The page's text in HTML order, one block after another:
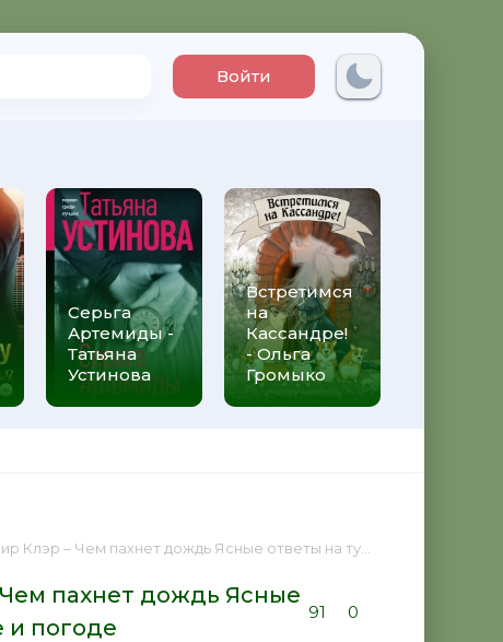
Войти
Серьга
Артемиды -
Татьяна
Устинова
Встретимся
на
Кассандре!
- Ольга
Громыко
дождь Ясные ответы на туманные вопросы о климате и погоде 📕 - Книга онлайн бесплатно
пахнет дождь Ясные
и погоде
91 0